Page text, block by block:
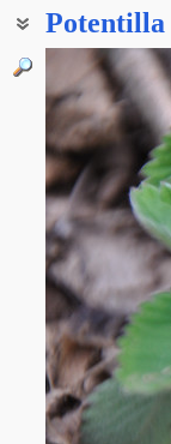
Potentilla